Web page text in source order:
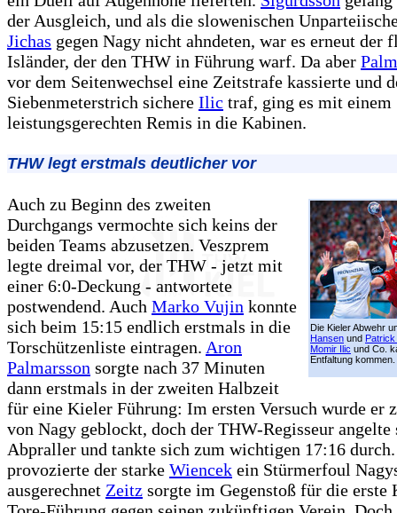
der Ausgleich, und als die slowenischen
Jichas gegen Nagy nicht ahndeten, war es erneut der
Isländer, der den THW in Führung warf. Da aber
vor dem Seitenwechsel eine Zeitstrafe kassierte und
Siebenmeterstrich sichere Ilic traf, ging es mit einem
leistungsgerechten Remis in die Kabinen.
THW legt erstmals deutlicher vor
Die Kieler Abwehr
Hansen und
Momir Ilic und Co.
Entfaltung kommen.
Auch zu Beginn des zweiten
Durchgangs vermochte sich keins der
beiden Teams abzusetzen. Veszprem
legte dreimal vor, der THW - jetzt mit
einer 6:0-Deckung - antwortete
postwendend. Auch Marko Vujin konnte
sich beim 15:15 endlich erstmals in die
Torschützenliste eintragen. Aron
Palmarsson sorgte nach 37 Minuten
dann erstmals in der zweiten Halbzeit
für eine Kieler Führung: Im ersten Versuch wurde er
von Nagy geblockt, doch der THW-Regisseur angelte
Abpraller und tankte sich zum wichtigen 17:16
provozierte der starke Wiencek ein Stürmerfoul
ausgerechnet Zeitz sorgte im Gegenstoß für die